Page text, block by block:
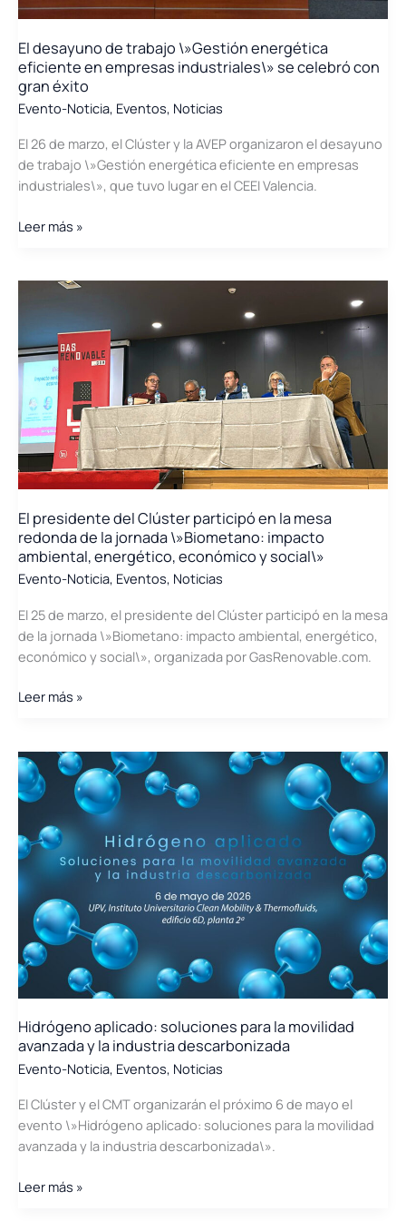
El desayuno de trabajo \»Gestión energética
eficiente en empresas industriales\» se celebró con
gran éxito
Evento-Noticia, Eventos, Noticias
El 26 de marzo, el Clúster y la AVEP organizaron el desayuno
de trabajo \»Gestión energética eficiente en empresas
industriales\», que tuvo lugar en el CEEI Valencia.
El
trabajo
energética
eficiente
en
empresas
industriales\»
se
celebró
con
éxito
Leer más »
El presidente del Clúster participó en la mesa
redonda de la jornada \»Biometano: impacto
ambiental, energético, económico y social\»
Evento-Noticia, Eventos, Noticias
El 25 de marzo, el presidente del Clúster participó en la mesa
de la jornada \»Biometano: impacto ambiental, energético,
económico y social\», organizada por GasRenovable.com.
El
Clúster
participó
en
mesa
redonda
de
la
jornada
\»Biometano:
impacto
ambiental,
económico
y
social\»
Leer más »
Hidrógeno aplicado: soluciones para la movilidad
avanzada y la industria descarbonizada
Evento-Noticia, Eventos, Noticias
El Clúster y el CMT organizarán el próximo 6 de mayo el
evento \»Hidrógeno aplicado: soluciones para la movilidad
avanzada y la industria descarbonizada\».
Hidrógeno
Leer más »